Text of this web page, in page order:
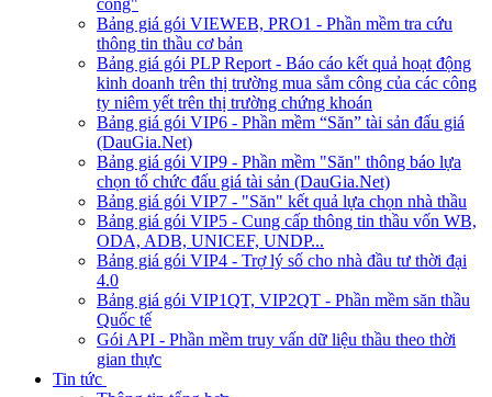
công"
Bảng giá gói VIEWEB, PRO1 - Phần mềm tra cứu
thông tin thầu cơ bản
Bảng giá gói PLP Report - Báo cáo kết quả hoạt động
kinh doanh trên thị trường mua sắm công của các công
ty niêm yết trên thị trường chứng khoán
Bảng giá gói VIP6 - Phần mềm “Săn” tài sản đấu giá
(DauGia.Net)
Bảng giá gói VIP9 - Phần mềm "Săn" thông báo lựa
chọn tổ chức đấu giá tài sản (DauGia.Net)
Bảng giá gói VIP7 - "Săn" kết quả lựa chọn nhà thầu
Bảng giá gói VIP5 - Cung cấp thông tin thầu vốn WB,
ODA, ADB, UNICEF, UNDP...
Bảng giá gói VIP4 - Trợ lý số cho nhà đầu tư thời đại
4.0
Bảng giá gói VIP1QT, VIP2QT - Phần mềm săn thầu
Quốc tế
Gói API - Phần mềm truy vấn dữ liệu thầu theo thời
gian thực
Tin tức